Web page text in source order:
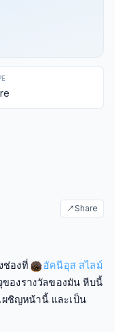
↗Share
ช่องที่
อัคนีอุส สไลม์
ของรางวัลของมัน หีบนี้
ผชิญหน้านี้ และเป็น